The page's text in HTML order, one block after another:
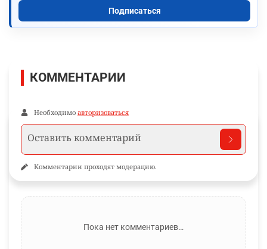
Подписаться
КОММЕНТАРИИ
Необходимо авторизоваться
Комментарии проходят модерацию.
Пока нет комментариев…